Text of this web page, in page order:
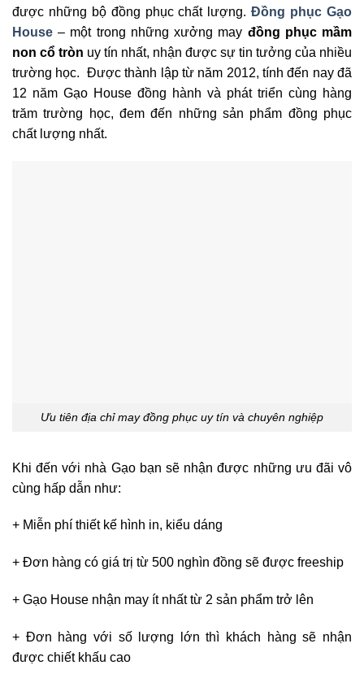
được những bộ đồng phục chất lượng.Đồng phục Gạo
House – một trong những xưởng may đồng phục mầm
non cổ tròn uy tín nhất, nhận được sự tin tưởng của nhiều
trường học. Được thành lập từ năm 2012, tính đến nay đã
12 năm Gạo House đồng hành và phát triển cùng hàng
trăm trường học, đem đến những sản phẩm đồng phục
chất lượng nhất.
Ưu tiên địa chỉ may đồng phục uy tín và chuyên nghiệp
Khi đến với nhà Gạo bạn sẽ nhận được những ưu đãi vô
cùng hấp dẫn như:
+ Miễn phí thiết kế hình in, kiểu dáng
+ Đơn hàng có giá trị từ 500 nghìn đồng sẽ được freeship
+ Gạo House nhận may ít nhất từ 2 sản phẩm trở lên
+ Đơn hàng với số lượng lớn thì khách hàng sẽ nhận
được chiết khấu cao